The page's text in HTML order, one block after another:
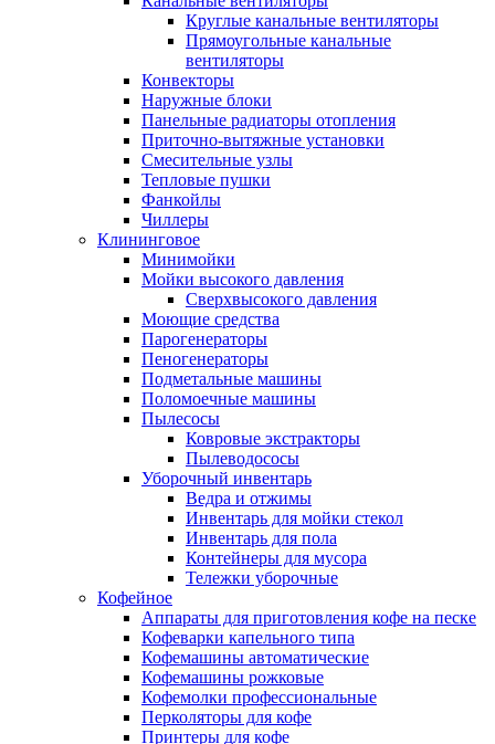
Круглые канальные вентиляторы
Прямоугольные канальные
вентиляторы
Конвекторы
Наружные блоки
Панельные радиаторы отопления
Приточно-вытяжные установки
Смесительные узлы
Тепловые пушки
Фанкойлы
Чиллеры
Клининговое
Минимойки
Мойки высокого давления
Сверхвысокого давления
Моющие средства
Парогенераторы
Пеногенераторы
Подметальные машины
Поломоечные машины
Пылесосы
Ковровые экстракторы
Пылеводососы
Уборочный инвентарь
Ведра и отжимы
Инвентарь для мойки стекол
Инвентарь для пола
Контейнеры для мусора
Тележки уборочные
Кофейное
Аппараты для приготовления кофе на песке
Кофеварки капельного типа
Кофемашины автоматические
Кофемашины рожковые
Кофемолки профессиональные
Перколяторы для кофе
Принтеры для кофе